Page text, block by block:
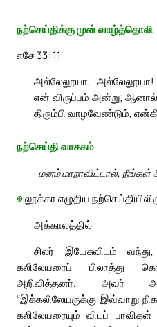
நற்செய்திக்கு முன் வாழ்த்தொலி
எசே 33: 11
அல்லேலூயா,
என் விருப்பம் அன்று;
திரும்பி வாழவேண்டும்,
நற்செய்தி வாசகம்
மனம் மாறாவிட்டால்,
✠லூக்கா எழுதிய
அக்காலத்தில்
சிலர் இயேசுவிடம்
கலிலேயரைப் பிலாத்து
அறிவித்தனர். அவர்
“இக்கலிலேயருக்கு இவ்வாறு
கலிலேயரையும் விடப்